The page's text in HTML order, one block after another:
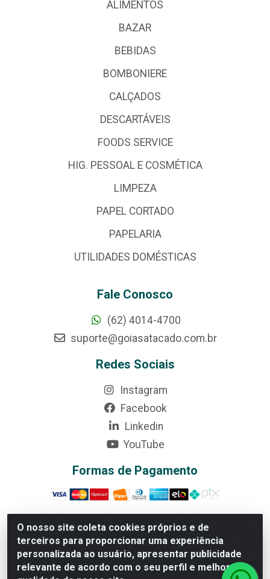
O nosso site coleta cookies próprios e de
terceiros para proporcionar uma experiência
personalizada ao usuário, apresentar publicidade
relevante de acordo com o seu perfil e melhorar a
ALIMENTOS
BAZAR
BEBIDAS
BOMBONIERE
CALÇADOS
DESCARTÁVEIS
FOODS SERVICE
HIG. PESSOAL E COSMÉTICA
LIMPEZA
PAPEL CORTADO
PAPELARIA
UTILIDADES DOMÉSTICAS
Fale Conosco
(62) 4014-4700
suporte@goiasatacado.com.br
Redes Sociais
Instagram
Facebook
Linkedin
YouTube
Formas de Pagamento
Rede Brasil - Avenida Universitária, nº 3860, Jardim das
Américas II Etapa - Anápolis/GO - CEP 75070-415 -
CNPJ 07.728.073/0002-24